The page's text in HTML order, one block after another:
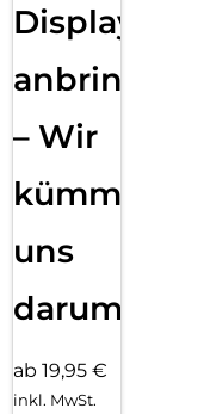
Displayfolie
anbringen
– Wir
kümmern
uns
darum!
ab 19,95 €
inkl. MwSt.